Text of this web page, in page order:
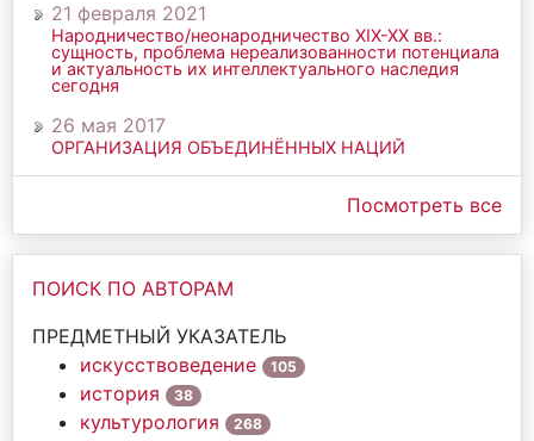
21 февраля 2021
Народничество/неонародничество ХIХ-ХХ вв.:
сущность, проблема нереализованности потенциала
и актуальность их интеллектуального наследия
сегодня
26 мая 2017
ОРГАНИЗАЦИЯ ОБЪЕДИНЁННЫХ НАЦИЙ
Посмотреть все
ПОИСК ПО АВТОРАМ
ПРЕДМЕТНЫЙ УКАЗАТЕЛЬ
искусствоведение
105
история 38
культурология 268